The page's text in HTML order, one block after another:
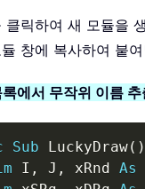
클릭하여 새 모듈을
창에 복사하여 붙여
에서 무작위 이름 추
Sub LuckyDraw( )
I , J , xRnd As